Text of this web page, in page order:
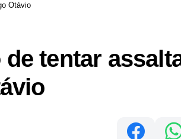
Otávio
tentar